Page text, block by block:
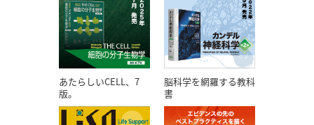
あたらしいCELL、7
版。
脳科学を網羅する教科
書